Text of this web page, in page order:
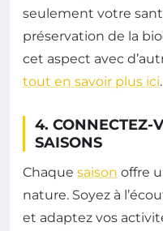
seulement votre
préservation de la
cet aspect avec
tout en savoir plus ici.
4. CONNECTEZ-
SAISONS
Chaque saison offre
nature. Soyez à
et adaptez vos